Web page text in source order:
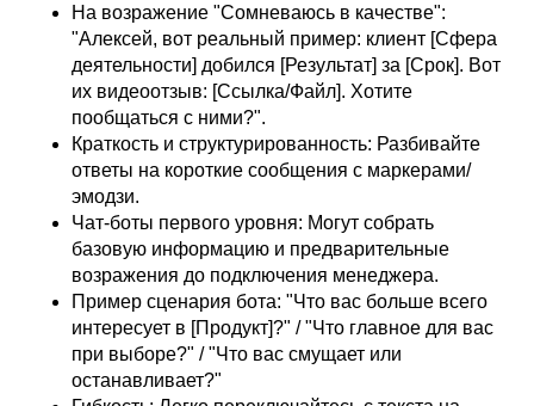
На возражение "Сомневаюсь в качестве":
"Алексей, вот реальный пример: клиент [Сфера
деятельности] добился [Результат] за [Срок]. Вот
их видеоотзыв: [Ссылка/Файл]. Хотите
пообщаться с ними?".
Краткость и структурированность: Разбивайте
ответы на короткие сообщения с маркерами/
эмодзи.
Чат-боты первого уровня: Могут собрать
базовую информацию и предварительные
возражения до подключения менеджера.
Пример сценария бота: "Что вас больше всего
интересует в [Продукт]?" / "Что главное для вас
при выборе?" / "Что вас смущает или
останавливает?"